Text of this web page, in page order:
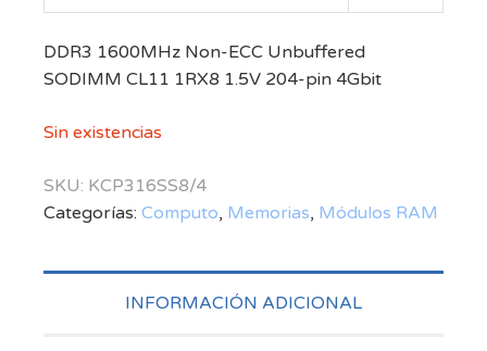
DDR3 1600MHz Non-ECC Unbuffered
SODIMM CL11 1RX8 1.5V 204-pin 4Gbit
Sin existencias
SKU: KCP316SS8/4
Categorías: Computo, Memorias, Módulos RAM
INFORMACIÓN ADICIONAL